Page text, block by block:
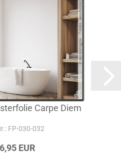
Carpe Diem
FP-030-032
EUR